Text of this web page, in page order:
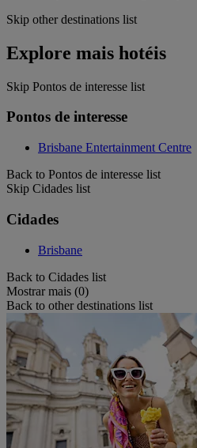
Skip other destinations list
Explore mais hotéis
Skip Pontos de interesse list
Pontos de interesse
Brisbane Entertainment Centre
Back to Pontos de interesse list
Skip Cidades list
Cidades
Brisbane
Back to Cidades list
Mostrar mais (0)
Back to other destinations list